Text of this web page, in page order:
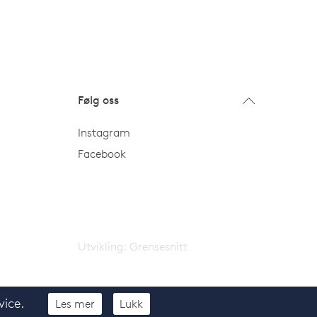
Følg oss
Instagram
Facebook
Utvikling: Grensesnitt
Les mer Lukk